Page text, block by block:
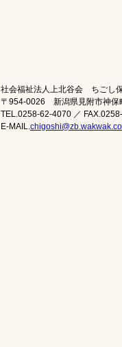
社会福祉法人上北谷会 ちごし
〒954-0026 新潟県見附市神保
TEL.0258-62-4070 ／
E-MAIL.